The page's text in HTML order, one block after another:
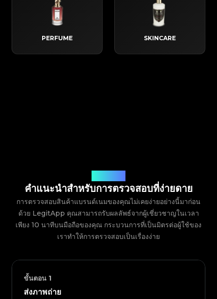
PERFUME SKINCARE
คำแนะนำสำหรับการตรวจสอบที่ง่ายดาย
การตรวจสอบสินค้าแบรนด์เนมของคุณไม่เคยง่ายอย่างนี้มาก่อน
ด้วย LegitApp คุณสามารถรับผลลัพธ์จากผู้เชี่ยวชาญในเวลา
เพียง 10 นาทีบนมือถือของคุณ กระบวนการที่เป็นมิตรต่อผู้ใช้ของ
เราทำให้การตรวจสอบเป็นเรื่องง่าย
ขั้นตอน 1
ส่งภาพถ่าย